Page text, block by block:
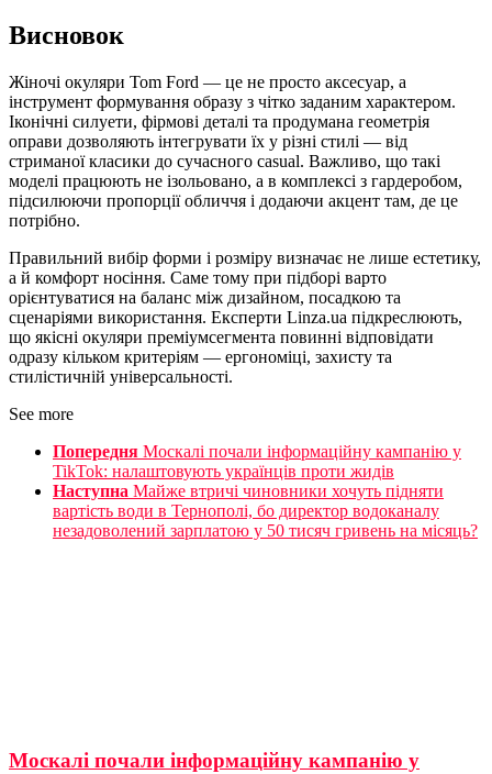
Висновок
Жіночі окуляри Tom Ford — це не просто аксесуар, а
інструмент формування образу з чітко заданим характером.
Іконічні силуети, фірмові деталі та продумана геометрія
оправи дозволяють інтегрувати їх у різні стилі — від
стриманої класики до сучасного casual. Важливо, що такі
моделі працюють не ізольовано, а в комплексі з гардеробом,
підсилюючи пропорції обличчя і додаючи акцент там, де це
потрібно.
Правильний вибір форми і розміру визначає не лише естетику,
а й комфорт носіння. Саме тому при підборі варто
орієнтуватися на баланс між дизайном, посадкою та
сценаріями використання. Експерти Linza.ua підкреслюють,
що якісні окуляри преміумсегмента повинні відповідати
одразу кільком критеріям — ергономіці, захисту та
стилістичній універсальності.
See more
Попередня Москалі почали інформаційну кампанію у
TikTok: налаштовують українців проти жидів
Наступна Майже втричі чиновники хочуть підняти
вартість води в Тернополі, бо директор водоканалу
незадоволений зарплатою у 50 тисяч гривень на місяць?
Москалі почали інформаційну кампанію у